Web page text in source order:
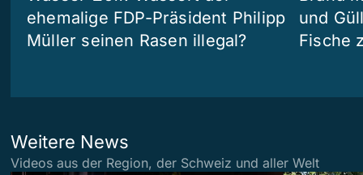
ehemalige FDP-Präsident Philipp
Müller seinen Rasen illegal?
und
Fische
Weitere News
Videos aus der Region, der Schweiz und aller Welt